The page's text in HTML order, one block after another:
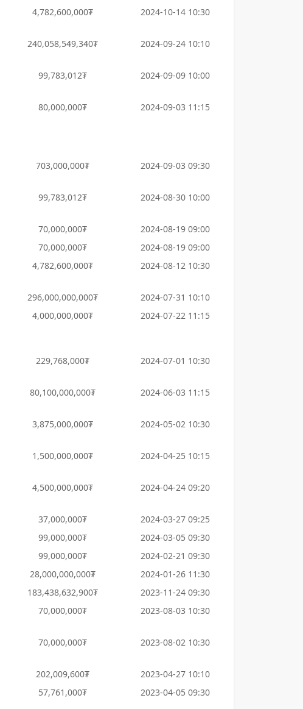
4,782,600,000₮ 2024-10-14 10:30
240,058,549,340₮ 2024-09-24 10:10
99,783,012₮ 2024-09-09 10:00
80,000,000₮ 2024-09-03 11:15
703,000,000₮ 2024-09-03 09:30
99,783,012₮ 2024-08-30 10:00
70,000,000₮
2024-08-19 09:00
70,000,000₮
2024-08-19 09:00
4,782,600,000₮ 2024-08-12 10:30
296,000,000,000₮
2024-07-31 10:10
4,000,000,000₮ 2024-07-22 11:15
229,768,000₮ 2024-07-01 10:30
80,100,000,000₮ 2024-06-03 11:15
3,875,000,000₮ 2024-05-02 10:30
1,500,000,000₮ 2024-04-25 10:15
4,500,000,000₮ 2024-04-24 09:20
37,000,000₮
2024-03-27 09:25
99,000,000₮
2024-03-05 09:30
99,000,000₮
2024-02-21 09:30
28,000,000,000₮
2024-01-26 11:30
183,438,632,900₮
2023-11-24 09:30
70,000,000₮ 2023-08-03 10:30
70,000,000₮ 2023-08-02 10:30
202,009,600₮
2023-04-27 10:10
57,761,000₮ 2023-04-05 09:30